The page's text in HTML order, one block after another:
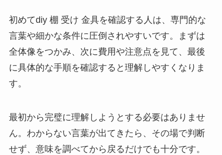
初めてdiy 棚 受け 金具を確認する人は、専門的な
言葉や細かな条件に圧倒されやすいです。まずは
全体像をつかみ、次に費用や注意点を見て、最後
に具体的な手順を確認すると理解しやすくなりま
す。
最初から完璧に理解しようとする必要はありませ
ん。わからない言葉が出てきたら、その場で判断
せず、意味を調べてから戻るだけでも十分です。